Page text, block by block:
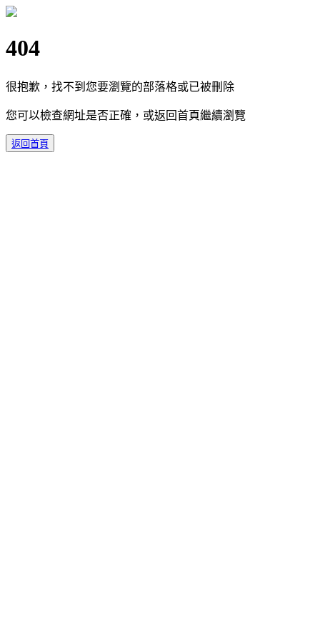
404
很抱歉，找不到您要瀏覽的部落格或已被刪除
您可以檢查網址是否正確，或返回首頁繼續瀏覽
返回首頁